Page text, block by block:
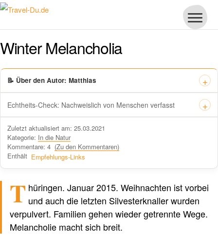
Winter Melancholia
📝 Über den Autor: Matthias
Echtheits-Check: Nachweislich von Menschen verfasst
https://travel-du.de von Winston AI geprüft wurde und die Inhalte von
menschlichen Autoren ohne KI-Tools verfasst wurden.
Verfasst von einem Menschen
nicht von KI
Zuletzt aktualisiert am: 25.03.2021
Kategorie: In die Natur
Kommentare: 4 (Zu den Kommentaren)
Enthält Empfehlungs-Links
T hüringen. Januar 2015. Weihnachten ist vorbei
und auch die letzten Silvesterknaller wurden
verpulvert. Familien gehen wieder getrennte Wege.
Melancholie macht sich breit.